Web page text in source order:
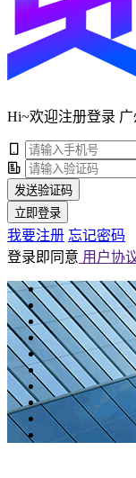
Hi~欢迎注册登录
发送验证码
立即登录
我要注册 忘记密码
登录即同意 用户协